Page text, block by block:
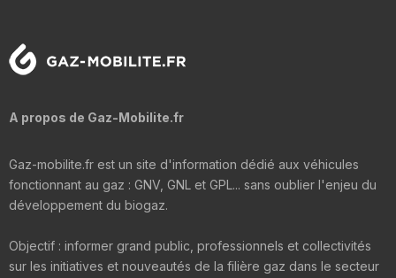
A propos de Gaz-Mobilite.fr
Gaz-mobilite.fr est un site d'information dédié aux véhicules
fonctionnant au gaz : GNV, GNL et GPL... sans oublier l'enjeu du
développement du biogaz.
Objectif : informer grand public, professionnels et collectivités
sur les initiatives et nouveautés de la filière gaz dans le secteur